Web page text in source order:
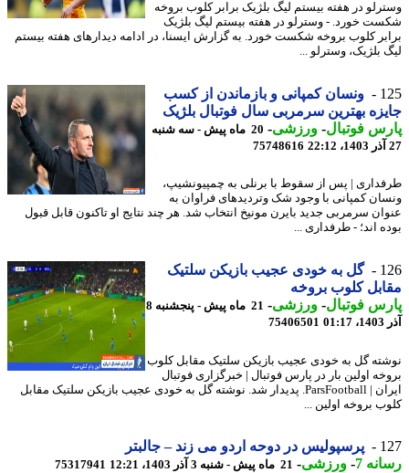
در هفته بیستم لیگ بلژیک برابر کلوب بروخه
خورد. - وسترلو در هفته بیستم لیگ بلژیک
کلوب بروخه شکست خورد. به گزارش ایسنا، در ادامه دیدارهای هفته بیستم
بلژیک، وسترلو ...
ونسان کمپانی و بازماندن از کسب
بهترین سرمربی سال فوتبال بلژیک
فوتبال-ورزشی-
20 ماه پیش - سه شنبه
75748616
| پس از سقوط با برنلی به چمپیونشیپ،
کمپانی با وجود شک وتردیدهای فراوان به
سرمربی جدید بایرن مونیخ انتخاب شد. هر چند نتایج او تاکنون قابل قبول
اند؛ - طرفداری ...
گل به خودی عجیب بازیکن سلتیک
کلوب بروخه
فوتبال-ورزشی-
21 ماه پیش - پنجشنبه 8
75406501
گل به خودی عجیب بازیکن سلتیک مقابل کلوب
اولین بار در پارس فوتبال | خبرگزاری فوتبال
ایران | ParsFootball. پدیدار شد. نوشته گل به خودی عجیب بازیکن سلتیک مقابل
بروخه اولین ...
پرسپولیس در دوحه اردو می زند – جالبتر
7
-ورزشی-21 ماه پیش - شنبه 3 آذر 1403، 12:21 75317941